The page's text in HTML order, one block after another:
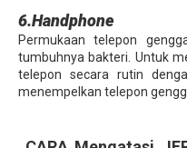
6.Handphone
Permukaan telepon
tumbuhnya bakteri. Untuk
telepon secara rutin
menempelkan telepon